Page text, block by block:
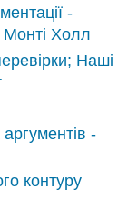
-
Монті Холл
Наші
-
контуру